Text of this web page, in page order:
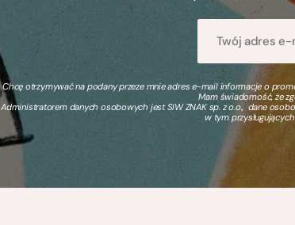
Chcę otrzymywać na podany przeze mnie adres e-mail informacje o
Mam świadomość, że
Administratorem danych osobowych jest SIW ZNAK sp. z o.o., dane
w tym